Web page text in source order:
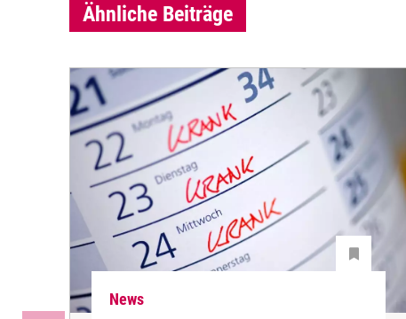
Ähnliche Beiträge
News